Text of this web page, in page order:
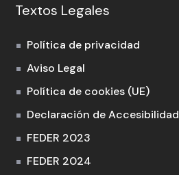
Textos Legales
Política de privacidad
Aviso Legal
Política de cookies (UE)
Declaración de Accesibilidad
FEDER 2023
FEDER 2024